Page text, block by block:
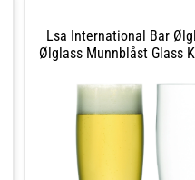
Lsa International Bar
Ølglass Munnblåst Glass